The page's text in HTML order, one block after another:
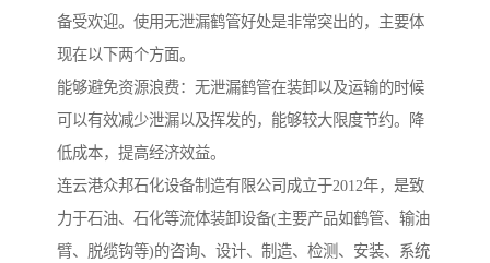
备受欢迎。使用无泄漏鹤管好处是非常突出的，主要体
现在以下两个方面。
能够避免资源浪费：无泄漏鹤管在装卸以及运输的时候
可以有效减少泄漏以及挥发的，能够较大限度节约。降
低成本，提高经济效益。
连云港众邦石化设备制造有限公司成立于2012年，是致
力于石油、石化等流体装卸设备(主要产品如鹤管、输油
臂、脱缆钩等)的咨询、设计、制造、检测、安装、系统